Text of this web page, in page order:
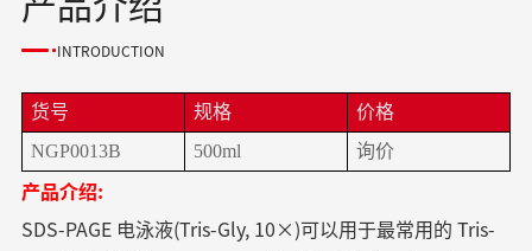
INTRODUCTION
货号 规格
价格
NGP0013B
500ml 询价
产品介绍:
SDS-PAGE 电泳液(Tris-Gly, 10×)可以用于最常用的 Tris-